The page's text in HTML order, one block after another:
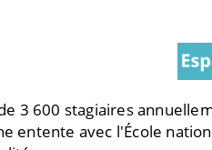
3 600 stagiaires
entente avec l'École